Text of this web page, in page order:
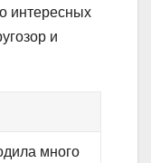
интересных
и
много